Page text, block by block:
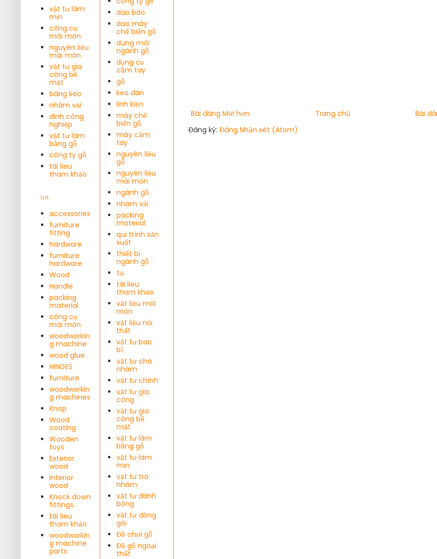
Bài đăng Mới hơn Bài
Trang chủ
Đăng ký: Đăng Nhận xét (Atom)
vật tư làm
mịn
công cụ
mài mòn
nguyên liệu
mài mòn
vật tư gia
công bề
mặt
băng keo
nhám vải
đinh công
nghiệp
vật tư làm
bằng gỗ
công ty gỗ
tài lieu
tham khảo
List
accessories
furniture
fitting
hardware
furniture
hardware
Wood
Handle
packing
material
công cụ
mài mòn
woodworkin
g machine
wood glue
HINGES
furniture
woodworkin
g machines
Knop
Wood
coating
Wooden
toys
Exterior
wood
Interior
wood
Knock down
fittings.
tài lieu
tham khảo
woodworkin
g machine
parts
dao bào
dao máy
chế biến gỗ
dung môi
ngành gỗ
dụng cụ
cầm tay
gỗ
keo dán
linh kiện
máy chế
biến gỗ
máy cầm
tay
nguyên liệu
gỗ
nguyên liệu
mài mòn
ngành gỗ
nhám vải
packing
material
qui trình sản
xuất
thiết bị
ngành gỗ
tu
tài lieu
tham khảo
vật liệu mài
mòn
vật liệu nội
thất
vật tư bao
bì
vật tư chà
nhám
vật tư chính
vật tư gia
công
vật tư gia
công bề
mặt
vật tư làm
bằng gỗ
vật tư làm
mịn
vật tư trà
nhám
vật tư đánh
bóng
vật tư đóng
gói
Đồ chơi gỗ
Đồ gỗ ngoại
thất